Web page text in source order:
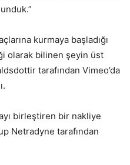
kurmaya başladığı
olarak bilinen şeyin üst
tarafından Vimeo’da
birleştiren bir nakliye
Netradyne tarafından